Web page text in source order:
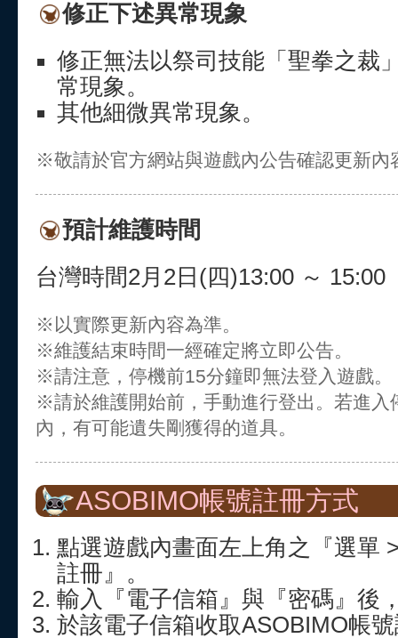
修正下述異常現象
修正無法以祭司技能「聖拳之裁
常現象。
其他細微異常現象。
※敬請於官方網站與遊戲內公告確認更新內
預計維護時間
台灣時間2月2日(四)13:00 ～ 15:00
※以實際更新內容為準。
※維護結束時間一經確定將立即公告。
※請注意，停機前15分鐘即無法登入遊戲。
※請於維護開始前，手動進行登出。若進入
內，有可能遺失剛獲得的道具。
ASOBIMO帳號註冊方式
點選遊戲內畫面左上角之『選單
註冊』。
輸入『電子信箱』與『密碼』後
於該電子信箱收取ASOBIMO帳